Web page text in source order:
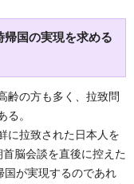
国の実現を求める
齢の方も多く、拉致問
。
に拉致された日本人を
脳会談を直後に控えた
国が実現するのであれ